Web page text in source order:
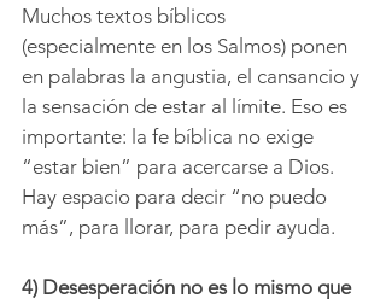
Muchos textos bíblicos
(especialmente en los Salmos) ponen
en palabras la angustia, el cansancio y
la sensación de estar al límite. Eso es
importante: la fe bíblica no exige
“estar bien” para acercarse a Dios.
Hay espacio para decir “no puedo
más”, para llorar, para pedir ayuda.
4) Desesperación no es lo mismo que